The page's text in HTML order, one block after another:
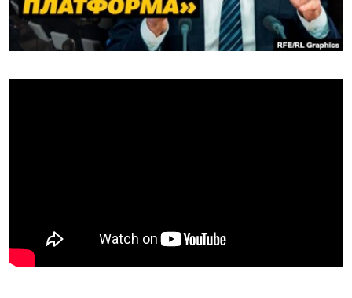
ПОБЕДИТЕЛЕЙ НЕ СУДЯТ?
КРЫМ.НЕПОКОРЕННЫЙ
ПРИСОЕДИНЯЙТЕСЬ!